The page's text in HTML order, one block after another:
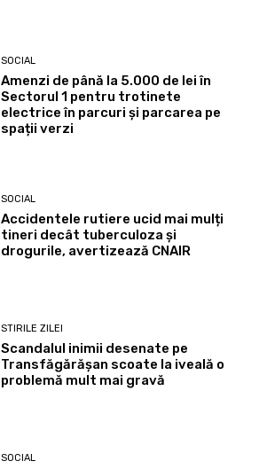
SOCIAL
Amenzi de până la 5.000 de lei în
Sectorul 1 pentru trotinete
electrice în parcuri și parcarea pe
spații verzi
SOCIAL
Accidentele rutiere ucid mai mulți
tineri decât tuberculoza și
drogurile, avertizează CNAIR
STIRILE ZILEI
Scandalul inimii desenate pe
Transfăgărășan scoate la iveală o
problemă mult mai gravă
SOCIAL